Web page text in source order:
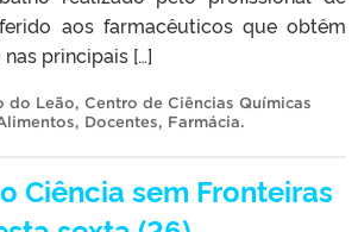
aos farmacêuticos que obtêm
principais […]
do Leão, Centro de Ciências Químicas
, Docentes, Farmácia.
Ciência sem Fronteiras